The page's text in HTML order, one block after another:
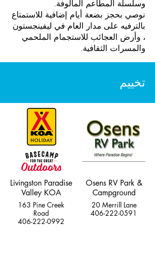
وسلسلة المطاعم المألوفة.
نوصي بحجز بضعة أيام إضافية للاستمتاع
بالترفيه على مدار العام في ليفينجستون
، وأرض العجائب للاستجمام الملحمي
والمسرات الثقافية.
تخييم
Livingston Paradise
Valley KOA
163 Pine Creek
Road
406-222-0992
Osens RV Park &
Campground
20 Merrill Lane
406-222-0591